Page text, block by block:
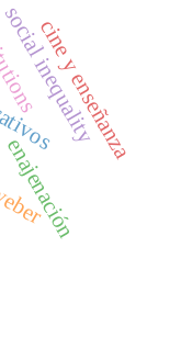
social inequality
enajenación
cine y enseñanza